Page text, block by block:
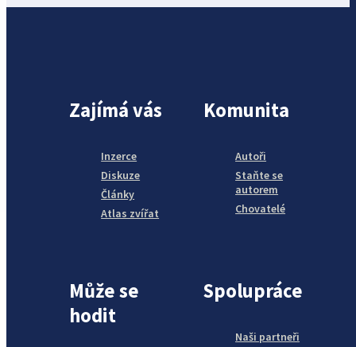
Zajímá vás
Inzerce
Diskuze
Články
Atlas zvířat
Komunita
Autoři
Staňte se
autorem
Chovatelé
Může se
hodit
Spolupráce
Naši partneři